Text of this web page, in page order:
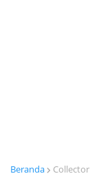
Beranda Collector